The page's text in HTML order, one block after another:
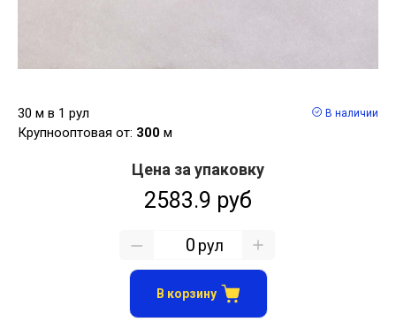
30 м в 1 рул
Крупнооптовая от: 300 м
В наличии
Цена за упаковку
2583.9 руб
рул
В корзину